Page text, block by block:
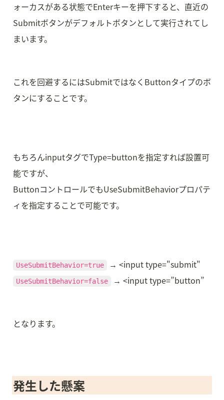
ォーカスがある状態でEnterキーを押下すると、直近の
Submitボタンがデフォルトボタンとして実行されてし
まいます。
これを回避するにはSubmitではなくButtonタイプのボ
タンにすることです。
もちろんinputタグでType=buttonを指定すれば設置可
能ですが、
ButtonコントロールでもUseSubmitBehaviorプロパテ
ィを指定することで可能です。
UseSubmitBehavior=true
UseSubmitBehavior=false → <input type=”button”
となります。
発生した懸案